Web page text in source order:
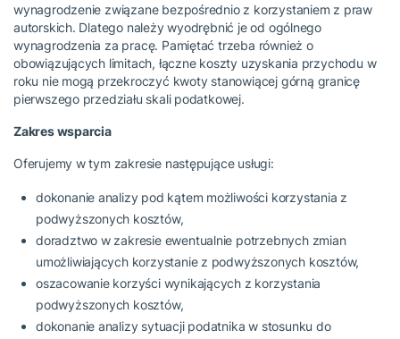
wynagrodzenie związane bezpośrednio z korzystaniem z praw
autorskich. Dlatego należy wyodrębnić je od ogólnego
wynagrodzenia za pracę. Pamiętać trzeba również o
obowiązujących limitach, łączne koszty uzyskania przychodu w
roku nie mogą przekroczyć kwoty stanowiącej górną granicę
pierwszego przedziału skali podatkowej.
Zakres wsparcia
Oferujemy w tym zakresie następujące usługi:
dokonanie analizy pod kątem możliwości korzystania z
podwyższonych kosztów,
doradztwo w zakresie ewentualnie potrzebnych zmian
umożliwiających korzystanie z podwyższonych kosztów,
oszacowanie korzyści wynikających z korzystania
podwyższonych kosztów,
dokonanie analizy sytuacji podatnika w stosunku do